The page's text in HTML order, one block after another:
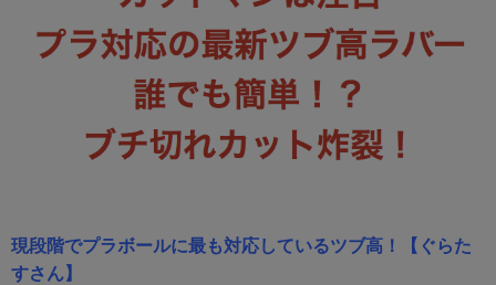
現段階でプラボールに最も対応しているツブ高！【ぐらた
すさん】